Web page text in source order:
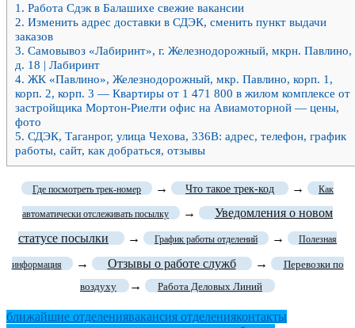
1. Работа Сдэк в Балашихе свежие вакансии
2. Изменить адрес доставки в СДЭК, сменить пункт выдачи
заказов
3. Самовывоз «Лабиринт», г. Железнодорожный, мкрн. Павлино,
д. 18 | Лабиринт
4. ЖК «Павлино», Железнодорожный, мкр. Павлино, корп. 1,
корп. 2, корп. 3 — Квартиры от 1 471 800 в жилом комплексе от
застройщика Мортон-Риелти офис на Авиамоторной — цены,
фото
5. СДЭК, Таганрог, улица Чехова, 336В: адрес, телефон, график
работы, сайт, как добраться, отзывы
Где посмотреть трек-номер → Что такое трек-код → Как
автоматически отслеживать посылку →
Уведомления о новом
статусе посылки
→ График работы отделений → Полезная
информация → Отзывы о работе служб →
Перевозки по
воздуху
→ Работа Деловых Линий
ближайшие отделениявакансия отделенияконтакты